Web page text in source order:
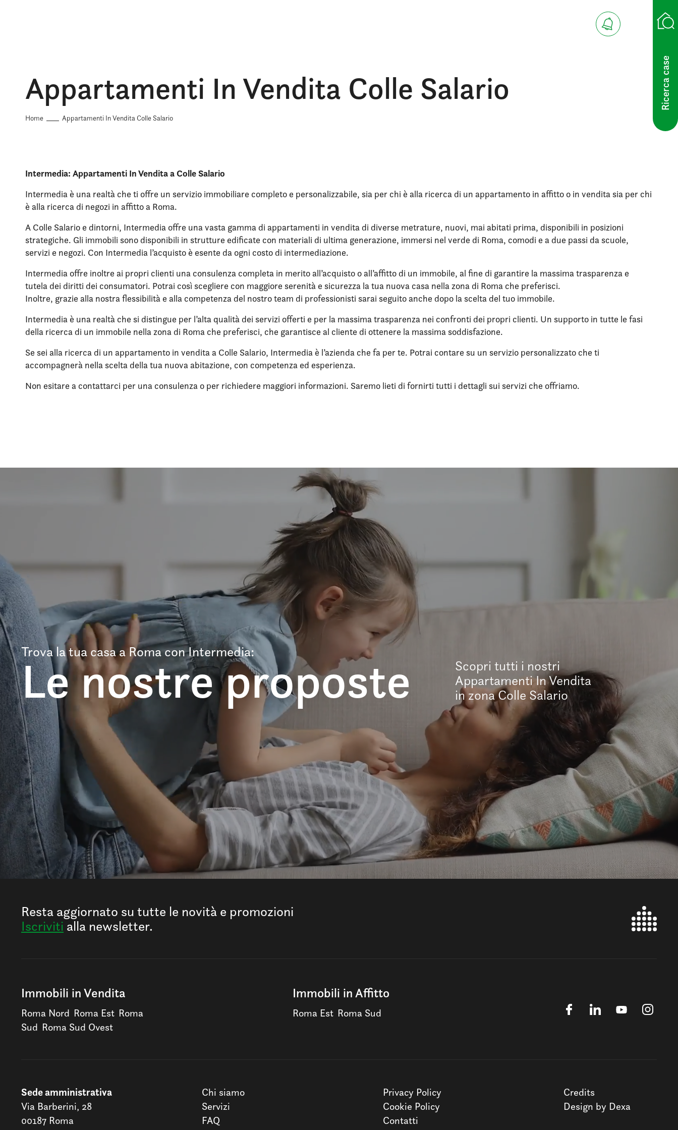
Ricerca case
Appartamenti In Vendita Colle Salario
Home Appartamenti In Vendita Colle Salario
Intermedia: Appartamenti In Vendita a Colle Salario
Intermedia è una realtà che ti offre un servizio immobiliare completo e personalizzabile, sia per chi è alla ricerca di un appartamento in affitto o in vendita sia per chi
è alla ricerca di negozi in affitto a Roma.
A Colle Salario e dintorni, Intermedia offre una vasta gamma di appartamenti in vendita di diverse metrature, nuovi, mai abitati prima, disponibili in posizioni
strategiche. Gli immobili sono disponibili in strutture edificate con materiali di ultima generazione, immersi nel verde di Roma, comodi e a due passi da scuole,
servizi e negozi. Con Intermedia l’acquisto è esente da ogni costo di intermediazione.
Intermedia offre inoltre ai propri clienti una consulenza completa in merito all’acquisto o all’affitto di un immobile, al fine di garantire la massima trasparenza e
tutela dei diritti dei consumatori. Potrai così scegliere con maggiore serenità e sicurezza la tua nuova casa nella zona di Roma che preferisci.
Inoltre, grazie alla nostra flessibilità e alla competenza del nostro team di professionisti sarai seguito anche dopo la scelta del tuo immobile.
Intermedia è una realtà che si distingue per l’alta qualità dei servizi offerti e per la massima trasparenza nei confronti dei propri clienti. Un supporto in tutte le fasi
della ricerca di un immobile nella zona di Roma che preferisci, che garantisce al cliente di ottenere la massima soddisfazione.
Se sei alla ricerca di un appartamento in vendita a Colle Salario, Intermedia è l’azienda che fa per te. Potrai contare su un servizio personalizzato che ti
accompagnerà nella scelta della tua nuova abitazione, con competenza ed esperienza.
Non esitare a contattarci per una consulenza o per richiedere maggiori informazioni. Saremo lieti di fornirti tutti i dettagli sui servizi che offriamo.
Trova la tua casa a Roma con Intermedia:
Le nostre proposte
Scopri tutti i nostri
Appartamenti In Vendita
in zona Colle Salario
Resta aggiornato su tutte le novità e promozioni
Iscriviti alla newsletter.
Immobili in Vendita
Roma Nord Roma Est Roma
Sud Roma Sud Ovest
Immobili in Affitto
Roma Est Roma Sud
Sede amministrativa
Via Barberini, 28
00187 Roma
Chi siamo
Servizi
FAQ
Privacy Policy
Cookie Policy
Contatti
Credits
Design by Dexa